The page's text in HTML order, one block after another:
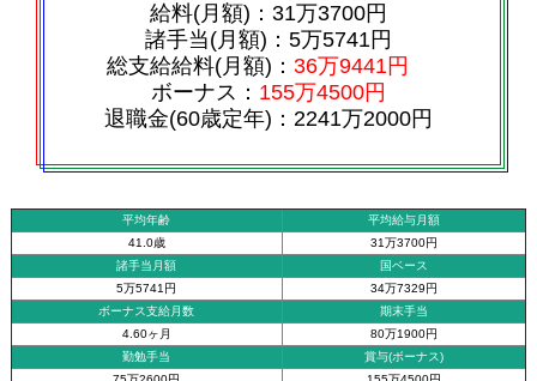
給料(月額)：31万3700円
諸手当(月額)：5万5741円
総支給給料(月額)： 36万9441円
ボーナス： 155万4500円
退職金(60歳定年)：2241万2000円
平均年齢
平均給与月額
41.0歳
31万3700円
諸手当月額
国ベース
5万5741円
34万7329円
ボーナス支給月数
期末手当
4.60ヶ月
80万1900円
勤勉手当
賞与(ボーナス)